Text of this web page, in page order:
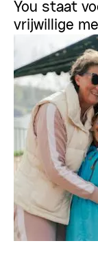
You staat
vrijwillige